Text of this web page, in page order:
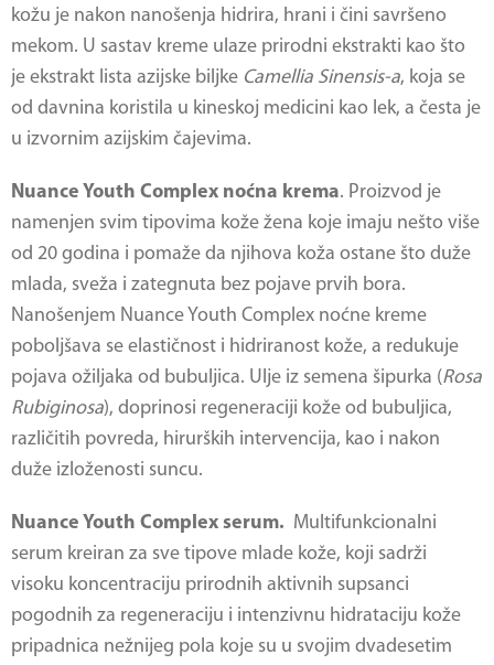
kožu je nakon nanošenja hidrira, hrani i čini savršeno
mekom. U sastav kreme ulaze prirodni ekstrakti kao što
je ekstrakt lista azijske biljke Camellia Sinensis-a, koja se
od davnina koristila u kineskoj medicini kao lek, a česta je
u izvornim azijskim čajevima.
Nuance Youth Complex noćna krema. Proizvod je
namenjen svim tipovima kože žena koje imaju nešto više
od 20 godina i pomaže da njihova koža ostane što duže
mlada, sveža i zategnuta bez pojave prvih bora.
Nanošenjem Nuance Youth Complex noćne kreme
poboljšava se elastičnost i hidriranost kože, a redukuje
pojava ožiljaka od bubuljica. Ulje iz semena šipurka (Rosa
Rubiginosa), doprinosi regeneraciji kože od bubuljica,
različitih povreda, hirurških intervencija, kao i nakon
duže izloženosti suncu.
Nuance Youth Complex serum. Multifunkcionalni
serum kreiran za sve tipove mlade kože, koji sadrži
visoku koncentraciju prirodnih aktivnih supsanci
pogodnih za regeneraciju i intenzivnu hidrataciju kože
pripadnica nežnijeg pola koje su u svojim dvadesetim